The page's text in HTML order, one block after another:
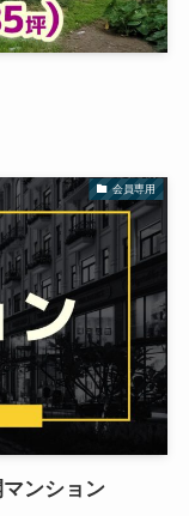
会員専用
ンション